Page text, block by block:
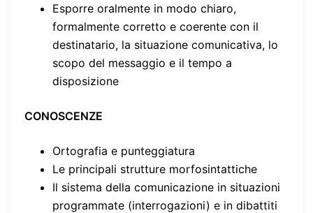
Esporre oralmente in modo chiaro,
formalmente corretto e coerente con il
destinatario, la situazione comunicativa, lo
scopo del messaggio e il tempo a
disposizione
CONOSCENZE
Ortografia e punteggiatura
Le principali strutture morfosintattiche
Il sistema della comunicazione in situazioni
programmate (interrogazioni) e in dibattiti